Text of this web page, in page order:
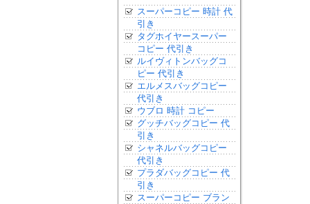
スーパーコピー 時計 代
引き
タグホイヤースーパー
コピー 代引き
ルイヴィトンバッグコ
ピー 代引き
エルメスバッグコピー
代引き
ウブロ 時計 コピー
グッチバッグコピー 代
引き
シャネルバッグコピー
代引き
プラダバッグコピー 代
引き
スーパーコピー ブラン